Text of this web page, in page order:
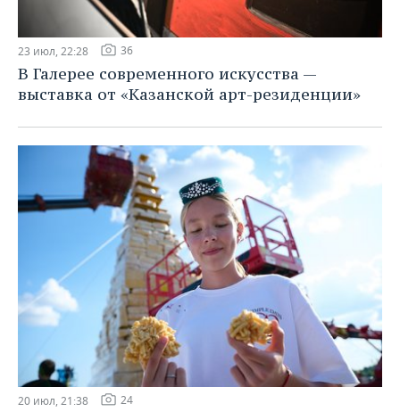
23 июл, 22:28 36
В Галерее современного искусства —
выставка от «Казанской арт-резиденции»
20 июл, 21:38 24